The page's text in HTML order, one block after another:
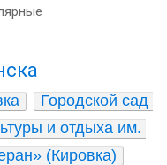
Городской сад
и отдыха им.
(Кировка)